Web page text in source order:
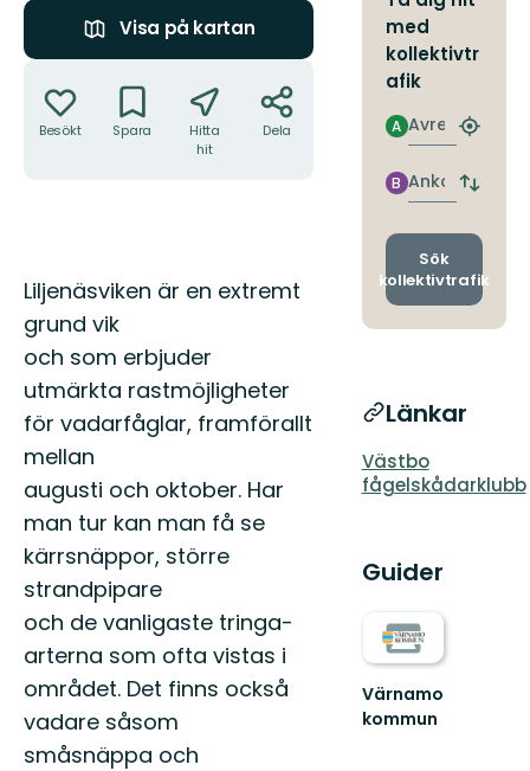
Visa på kartan
Besökt Spara
Hitta
hit
Dela
Beskrivning
Liljenäsviken är en extremt
grund vik
och som erbjuder
utmärkta rastmöjligheter
för vadarfåglar, framförallt
mellan
augusti och oktober. Har
man tur kan man få se
kärrsnäppor, större
strandpipare
och de vanligaste tringa-
arterna som ofta vistas i
området. Det finns också
vadare såsom
småsnäppa och
med
kollektivtr
afik
Avresa
A
Hitta
Ankomst
B
Byt
och
Sök
kollektivtrafik
Länkar
Västbo
fågelskådarklubb
Guider
Värnamo
kommun